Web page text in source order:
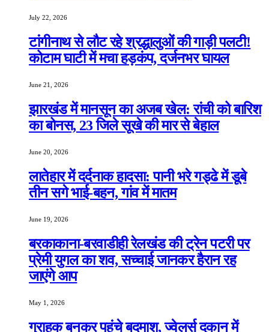
July 22, 2026
टांगीनाथ से लौट रहे श्रद्धालुओं की गाड़ी पलटी!
कोटाम घाटी में मचा हड़कंप, दर्जनभर घायल
June 21, 2026
झारखंड में मानसून का अजब खेल: रांची को बारिश
का बोनस, 23 जिले सूखे की मार से बेहाल
June 20, 2026
लातेहार में दर्दनाक हादसा: पानी भरे गड्ढे में डूबे
तीन सगे भाई-बहन, गांव में मातम
June 19, 2026
बरकाकाना-बरवाडीही रेलखंड की ट्रेन पटरी पर
प्रेमी युगल का शव, सच्चाई जानकर हैरान रह
जाएंगे आप
May 1, 2026
ग्राहक बनकर पहुंचे बदमाश, ज्वेलर्स दुकान में